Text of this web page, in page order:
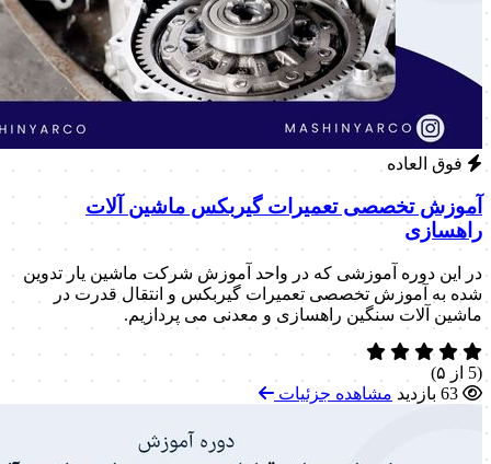
فوق العاده
آموزش تخصصی تعمیرات گیربکس ماشین آلات
راهسازی
در این دوره آموزشی که در واحد آموزش شرکت ماشین یار تدوین
شده به آموزش تخصصی تعمیرات گیربکس و انتقال قدرت در
ماشین آلات سنگین راهسازی و معدنی می پردازیم.
(5 از ۵)
مشاهده جزئیات